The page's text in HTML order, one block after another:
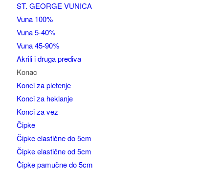
ST. GEORGE VUNICA
Vuna 100%
Vuna 5-40%
Vuna 45-90%
Akrili i druga prediva
Konac
Konci za pletenje
Konci za heklanje
Konci za vez
Čipke
Čipke elastične do 5cm
Čipke elastične od 5cm
Čipke pamučne do 5cm